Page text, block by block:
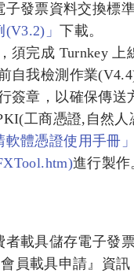
發票資料交換標
(V3.2)」下載。
須完成 Turnkey
自我檢測作業(V4.4)
簽章，以確保傳
工商憑證,自然
軟體憑證使用手冊」
進行製作
載具儲存電子發
員載具申請』資